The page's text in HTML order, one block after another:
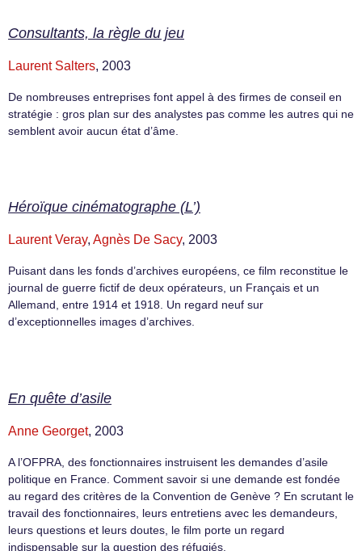
Consultants, la règle du jeu
Laurent Salters, 2003
De nombreuses entreprises font appel à des firmes de conseil en
stratégie : gros plan sur des analystes pas comme les autres qui ne
semblent avoir aucun état d’âme.
Héroïque cinématographe (L’)
Laurent Veray, Agnès De Sacy, 2003
Puisant dans les fonds d’archives européens, ce film reconstitue le
journal de guerre fictif de deux opérateurs, un Français et un
Allemand, entre 1914 et 1918. Un regard neuf sur
d’exceptionnelles images d’archives.
En quête d’asile
Anne Georget, 2003
A l’OFPRA, des fonctionnaires instruisent les demandes d’asile
politique en France. Comment savoir si une demande est fondée
au regard des critères de la Convention de Genève ? En scrutant le
travail des fonctionnaires, leurs entretiens avec les demandeurs,
leurs questions et leurs doutes, le film porte un regard
indispensable sur la question des réfugiés.